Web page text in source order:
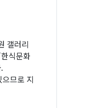
갤러리
식문화
므로 지